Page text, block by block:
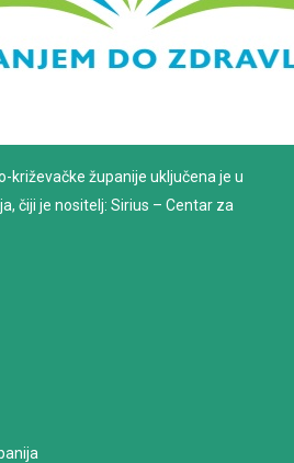
križevačke županije uključena je u
čiji je nositelj: Sirius – Centar za